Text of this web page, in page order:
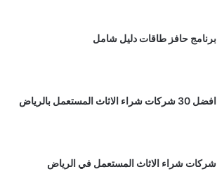
برنامج حافز طاقات دليل شامل
افضل 30 شركات شراء الاثاث المستعمل بالرياض
شركات شراء الاثاث المستعمل في الرياض